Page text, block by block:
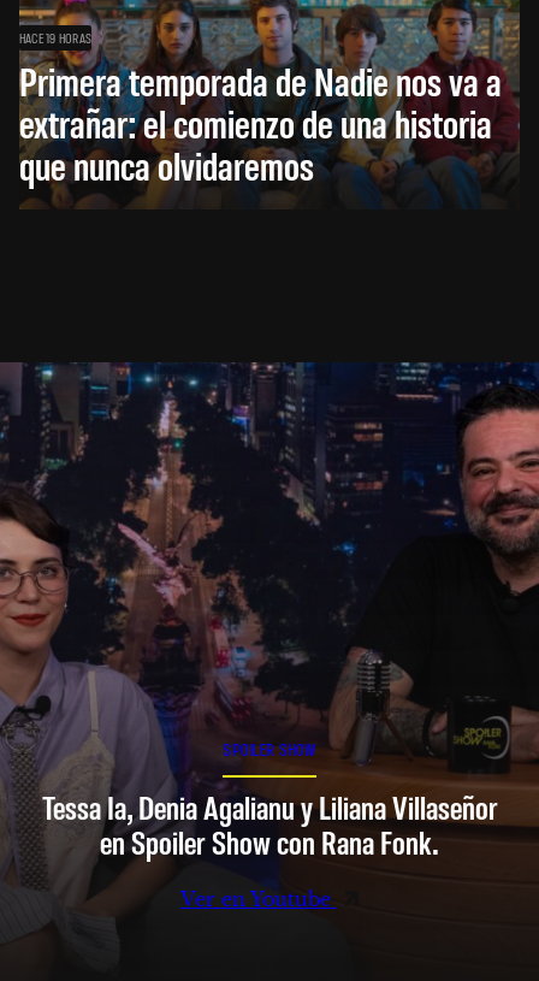
HACE 19 HORAS
Primera temporada de Nadie nos va a
extrañar: el comienzo de una historia
que nunca olvidaremos
SPOILER SHOW
Tessa Ia, Denia Agalianu y Liliana Villaseñor
en Spoiler Show con Rana Fonk.
Ver en Youtube